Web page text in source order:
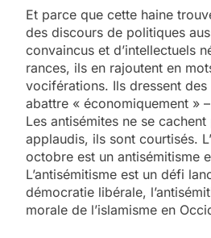
Et parce que cette haine
des discours de politiques
convaincus et d’intellectuels
rances, ils en rajoutent en
vociférations. Ils dressent
abattre « économiquement »
Les antisémites ne se
applaudis, ils sont courtisés.
octobre est un antisémitisme
L’antisémitisme est un défi
démocratie libérale,
morale de l’islamisme en